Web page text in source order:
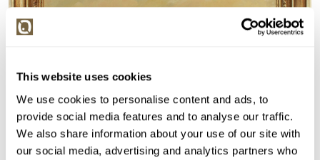
This website uses cookies
We use cookies to personalise content and ads, to
provide social media features and to analyse our traffic.
We also share information about your use of our site with
our social media, advertising and analytics partners who